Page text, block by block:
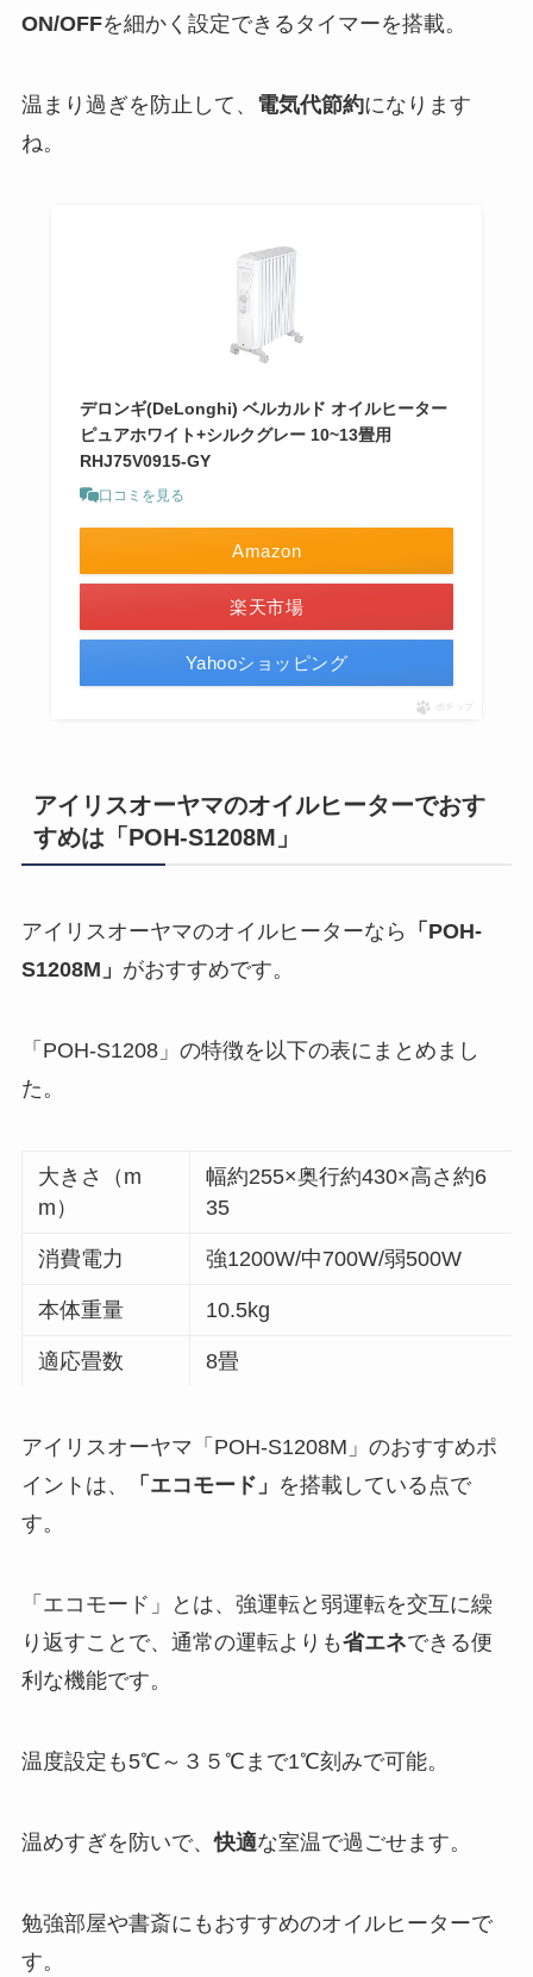
ON/OFFを細かく設定できるタイマーを搭載。
温まり過ぎを防止して、 電気代節約になります
ね。
デロンギ(DeLonghi) ベルカルド オイルヒーター
ピュアホワイト+シルクグレー 10~13畳用
RHJ75V0915-GY
口コミを見る
Amazon
楽天市場
Yahooショッピング
ポチップ
アイリスオーヤマのオイルヒーターでおす
すめは「POH-S1208M」
アイリスオーヤマのオイルヒーターなら
「POH-
S1208M」 がおすすめです。
「POH-S1208」の特徴を以下の表にまとめまし
た。
大きさ（m
m）
幅約255×奥行約430×高さ約6
35
消費電力 強1200W/中700W/弱500W
本体重量 10.5kg
適応畳数 8畳
アイリスオーヤマ「POH-S1208M」のおすすめポ
イントは、
「エコモード」 を搭載している点で
す。
「エコモード」とは、強運転と弱運転を交互に繰
り返すことで、通常の運転よりも省エネできる便
利な機能です。
温度設定も5℃～３５℃まで1℃刻みで可能。
温めすぎを防いで、快適な室温で過ごせます。
勉強部屋や書斎にもおすすめのオイルヒーターで
す。